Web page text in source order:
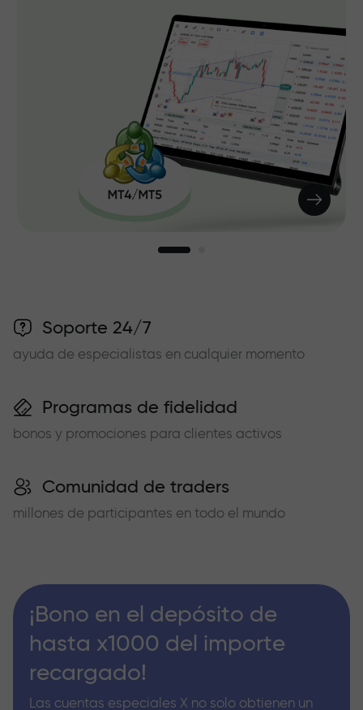
Soporte 24/7
ayuda de especialistas en cualquier momento
Programas de fidelidad
bonos y promociones para clientes activos
Comunidad de traders
millones de participantes en todo el mundo
¡Bono en el depósito de
hasta x1000 del importe
recargado!
Las cuentas especiales X no solo obtienen un